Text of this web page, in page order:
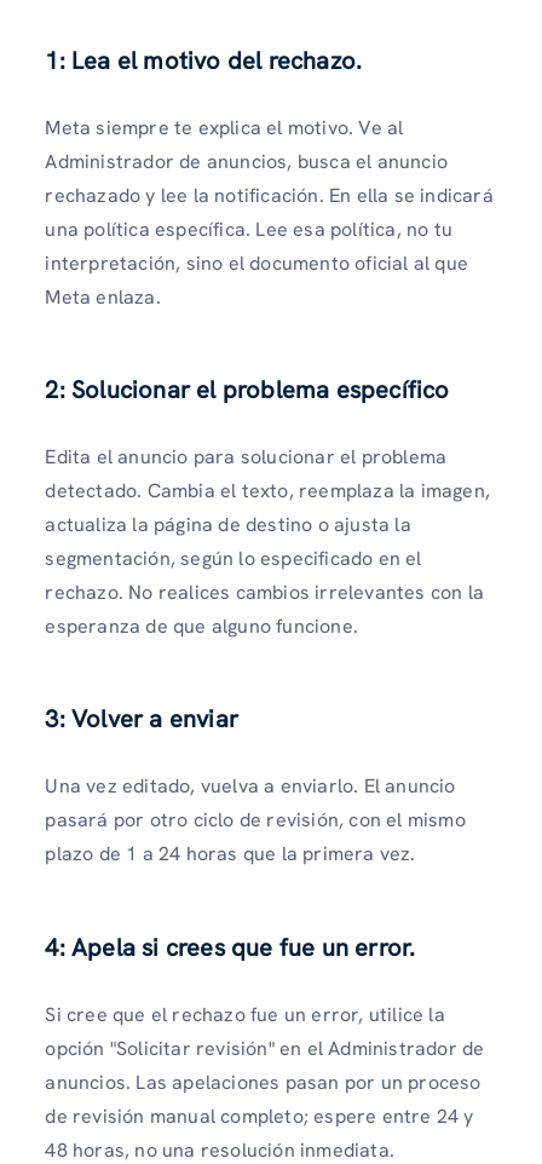
1: Lea el motivo del rechazo.
Meta siempre te explica el motivo. Ve al
Administrador de anuncios, busca el anuncio
rechazado y lee la notificación. En ella se indicará
una política específica. Lee esa política, no tu
interpretación, sino el documento oficial al que
Meta enlaza.
2: Solucionar el problema específico
Edita el anuncio para solucionar el problema
detectado. Cambia el texto, reemplaza la imagen,
actualiza la página de destino o ajusta la
segmentación, según lo especificado en el
rechazo. No realices cambios irrelevantes con la
esperanza de que alguno funcione.
3: Volver a enviar
Una vez editado, vuelva a enviarlo. El anuncio
pasará por otro ciclo de revisión, con el mismo
plazo de 1 a 24 horas que la primera vez.
4: Apela si crees que fue un error.
Si cree que el rechazo fue un error, utilice la
opción "Solicitar revisión" en el Administrador de
anuncios. Las apelaciones pasan por un proceso
de revisión manual completo; espere entre 24 y
48 horas, no una resolución inmediata.